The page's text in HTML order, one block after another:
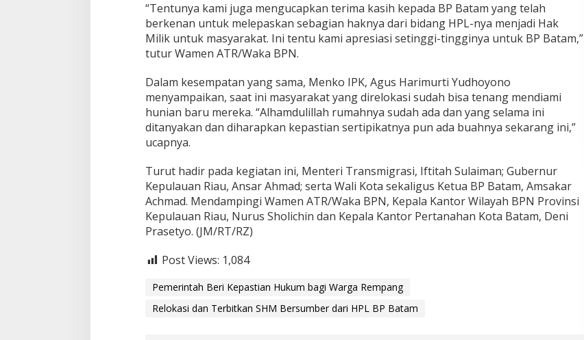
i
a
n
H
u
m
b
a
g
i
a
r
g
a
R
e
p
n
“Tentunya kami juga mengucapkan terima kasih kepada BP Batam yang telah
berkenan untuk melepaskan sebagian haknya dari bidang HPL-nya menjadi Hak
Milik untuk masyarakat. Ini tentu kami apresiasi setinggi-tingginya untuk BP Batam,”
tutur Wamen ATR/Waka BPN.
Dalam kesempatan yang sama, Menko IPK, Agus Harimurti Yudhoyono
menyampaikan, saat ini masyarakat yang direlokasi sudah bisa tenang mendiami
hunian baru mereka. “Alhamdulillah rumahnya sudah ada dan yang selama ini
ditanyakan dan diharapkan kepastian sertipikatnya pun ada buahnya sekarang ini,”
ucapnya.
Turut hadir pada kegiatan ini, Menteri Transmigrasi, Iftitah Sulaiman; Gubernur
Kepulauan Riau, Ansar Ahmad; serta Wali Kota sekaligus Ketua BP Batam, Amsakar
Achmad. Mendampingi Wamen ATR/Waka BPN, Kepala Kantor Wilayah BPN Provinsi
Kepulauan Riau, Nurus Sholichin dan Kepala Kantor Pertanahan Kota Batam, Deni
Prasetyo. (JM/RT/RZ)
Post Views: 1,084
Pemerintah Beri Kepastian Hukum bagi Warga Rempang
Relokasi dan Terbitkan SHM Bersumber dari HPL BP Batam